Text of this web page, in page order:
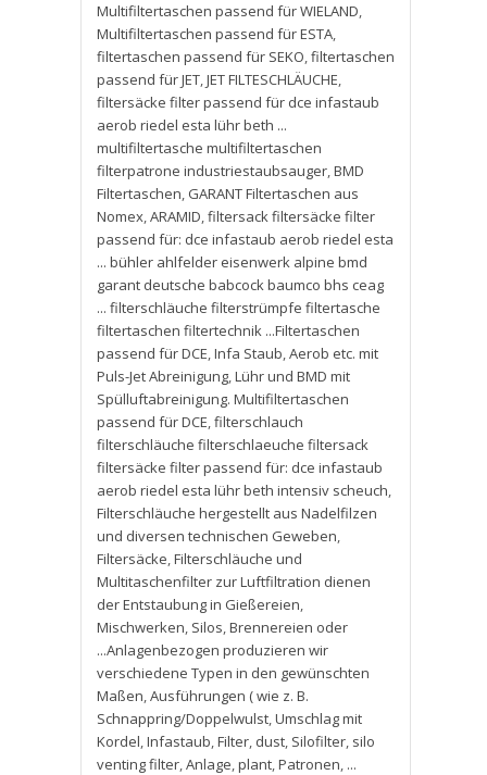
Multifiltertaschen passend für WIELAND,
Multifiltertaschen passend für ESTA,
filtertaschen passend für SEKO,filtertaschen
passend für JET,JET FILTESCHLÄUCHE,
filtersäcke filter passend für dce infastaub
aerob riedel esta lühr beth ...
multifiltertasche multifiltertaschen
filterpatrone industriestaubsauger,BMD
Filtertaschen, GARANT Filtertaschen aus
Nomex,ARAMID,filtersack filtersäcke filter
passend für: dce infastaub aerob riedel esta
... bühler ahlfelder eisenwerk alpine bmd
garant deutsche babcock baumco bhs ceag
... filterschläuche filterstrümpfe filtertasche
filtertaschen filtertechnik ...Filtertaschen
passend für DCE,Infa Staub,Aerob etc. mit
Puls-Jet Abreinigung,Lühr und BMD mit
Spülluftabreinigung. Multifiltertaschen
passend für DCE,filterschlauch
filterschläuche filterschlaeuche filtersack
filtersäcke filter passend für: dce infastaub
aerob riedel esta lühr beth intensiv scheuch,
Filterschläuche hergestellt aus Nadelfilzen
und diversen technischen Geweben,
Filtersäcke,Filterschläuche und
Multitaschenfilter zur Luftfiltration dienen
der Entstaubung in Gießereien,
Mischwerken, Silos,Brennereien oder
...Anlagenbezogen produzieren wir
verschiedene Typen in den gewünschten
Maßen,Ausführungen ( wie z. B.
Schnappring/Doppelwulst,Umschlag mit
Kordel,Infastaub,Filter, dust, Silofilter, silo
venting filter,Anlage,plant,Patronen, ...